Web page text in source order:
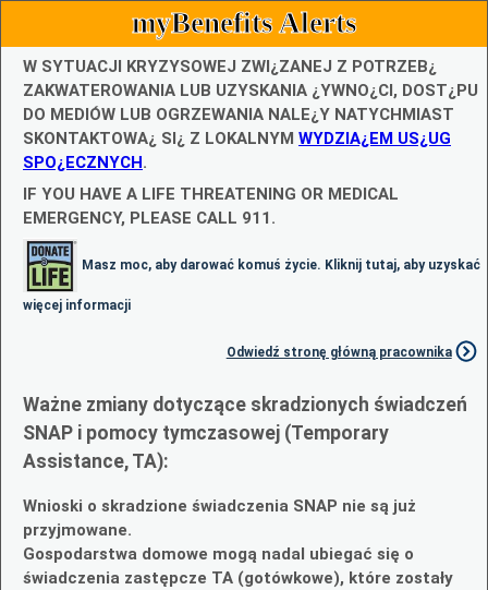
myBenefits Alerts
W SYTUACJI KRYZYSOWEJ ZWI¿ZANEJ Z POTRZEB¿
ZAKWATEROWANIA LUB UZYSKANIA ¿YWNO¿CI, DOST¿PU
DO MEDIÓW LUB OGRZEWANIA NALE¿Y NATYCHMIAST
SKONTAKTOWA¿ SI¿ Z LOKALNYM WYDZIA¿EM US¿UG
SPO¿ECZNYCH.
IF YOU HAVE A LIFE THREATENING OR MEDICAL
EMERGENCY, PLEASE CALL 911.
Masz moc, aby darować komuś życie. Kliknij tutaj, aby uzyskać
więcej informacji
Odwiedź stronę główną pracownika
Ważne zmiany dotyczące skradzionych świadczeń
SNAP i pomocy tymczasowej (Temporary
Assistance, TA):
Wnioski o skradzione świadczenia SNAP nie są już
przyjmowane.
Gospodarstwa domowe mogą nadal ubiegać się o
świadczenia zastępcze TA (gotówkowe), które zostały